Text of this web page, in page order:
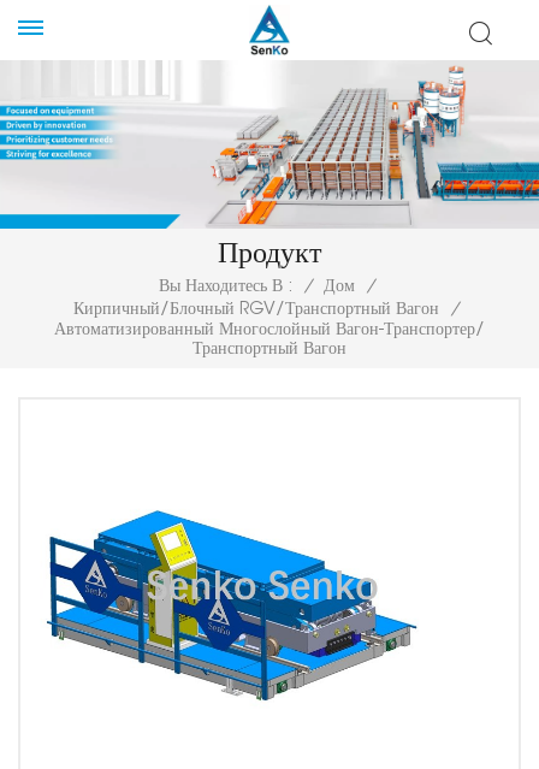
Продукт
Вы Находитесь В : / Дом
/
Кирпичный/блочный RGV/Транспортный Вагон
/
Автоматизированный Многослойный Вагон-Транспортер/
Транспортный Вагон